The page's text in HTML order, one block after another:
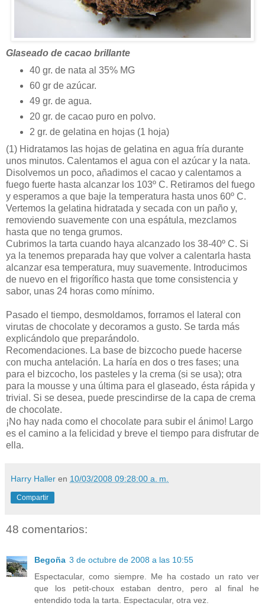
Glaseado de cacao brillante
40 gr. de nata al 35% MG
60 gr de azúcar.
49 gr. de agua.
20 gr. de cacao puro en polvo.
2 gr. de gelatina en hojas (1 hoja)
(1) Hidratamos las hojas de gelatina en agua fría durante
unos minutos. Calentamos el agua con el azúcar y la nata.
Disolvemos un poco, añadimos el cacao y calentamos a
fuego fuerte hasta alcanzar los 103º C. Retiramos del fuego
y esperamos a que baje la temperatura hasta unos 60º C.
Vertemos la gelatina hidratada y secada con un paño y,
removiendo suavemente con una espátula, mezclamos
hasta que no tenga grumos.
Cubrimos la tarta cuando haya alcanzado los 38-40º C. Si
ya la tenemos preparada hay que volver a calentarla hasta
alcanzar esa temperatura, muy suavemente. Introducimos
de nuevo en el frigorífico hasta que tome consistencia y
sabor, unas 24 horas como mínimo.
Pasado el tiempo, desmoldamos, forramos el lateral con
virutas de chocolate y decoramos a gusto. Se tarda más
explicándolo que preparándolo.
Recomendaciones. La base de bizcocho puede hacerse
con mucha antelación. La haría en dos o tres fases; una
para el bizcocho, los pasteles y la crema (si se usa); otra
para la mousse y una última para el glaseado, ésta rápida y
trivial. Si se desea, puede prescindirse de la capa de crema
de chocolate.
¡No hay nada como el chocolate para subir el ánimo! Largo
es el camino a la felicidad y breve el tiempo para disfrutar de
ella.
Harry Haller en 10/03/2008 09:28:00 a. m.
Compartir
48 comentarios:
Begoña 3 de octubre de 2008 a las 10:55
Espectacular, como siempre. Me ha costado un rato ver
que los petit-choux estaban dentro, pero al final he
entendido toda la tarta. Espectacular, otra vez.